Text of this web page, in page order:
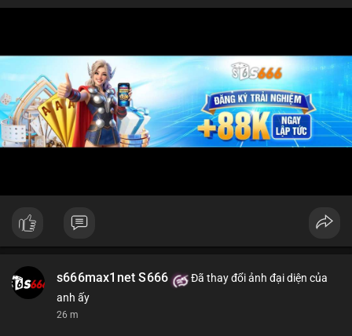
s666max1net S666
Đã thay đổi ảnh đại diện của
anh ấy
26 m